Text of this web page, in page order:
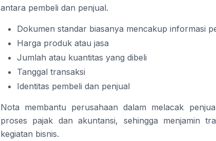
antara pembeli dan penjual.
Dokumen standar biasanya mencakup informasi
Harga produk atau jasa
Jumlah atau kuantitas yang dibeli
Tanggal transaksi
Identitas pembeli dan penjual
Nota membantu perusahaan dalam melacak
proses pajak dan akuntansi, sehingga menjamin
kegiatan bisnis.